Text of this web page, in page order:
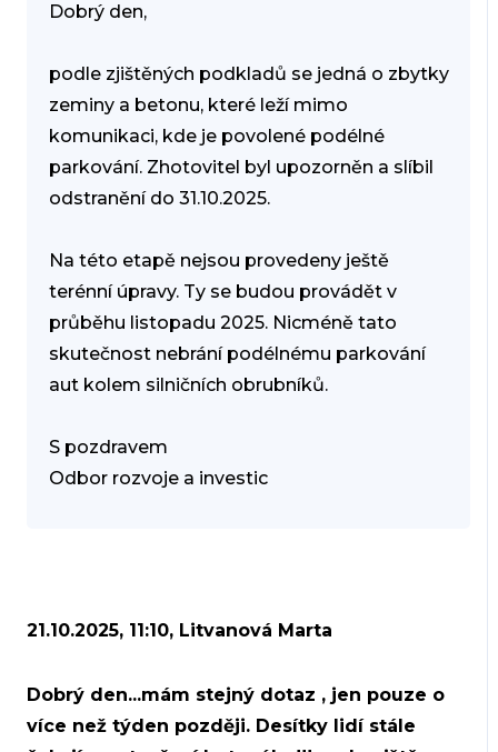
Dobrý den,
podle zjištěných podkladů se jedná o zbytky
zeminy a betonu, které leží mimo
komunikaci, kde je povolené podélné
parkování. Zhotovitel byl upozorněn a slíbil
odstranění do 31.10.2025.
Na této etapě nejsou provedeny ještě
terénní úpravy. Ty se budou provádět v
průběhu listopadu 2025. Nicméně tato
skutečnost nebrání podélnému parkování
aut kolem silničních obrubníků.
S pozdravem
Odbor rozvoje a investic
21.10.2025, 11:10, Litvanová Marta
Dobrý den...mám stejný dotaz , jen pouze o
více než týden později. Desítky lidí stále